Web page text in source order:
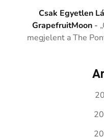
Csak Egyetlen
GrapefruitMoon -
megjelent a The